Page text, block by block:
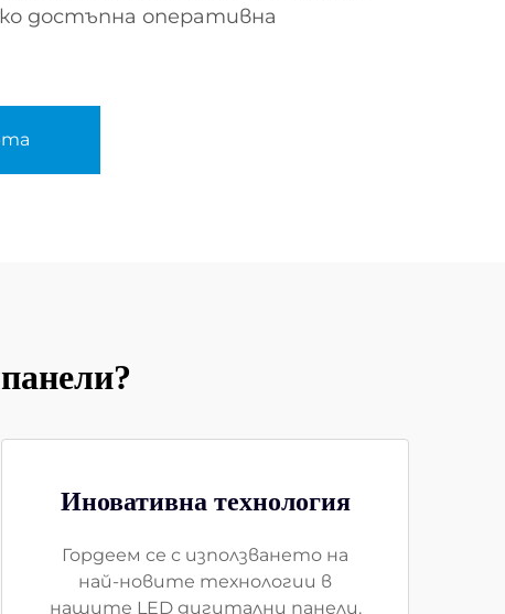
достъпна оперативна
Иновативна технология
Гордеем се с използването на
най-новите технологии в
нашите LED дигитални панели.